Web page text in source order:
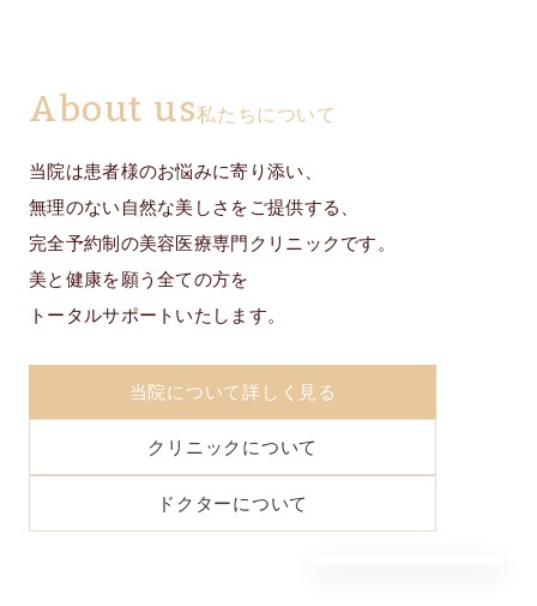
About us私たちについて
当院は患者様のお悩みに寄り添い、
無理のない自然な美しさをご提供する、
完全予約制の美容医療専門クリニックです。
美と健康を願う全ての方を
トータルサポートいたします。
当院について詳しく見る
クリニックについて
ドクターについて